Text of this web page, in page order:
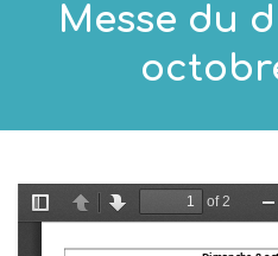
Messe du